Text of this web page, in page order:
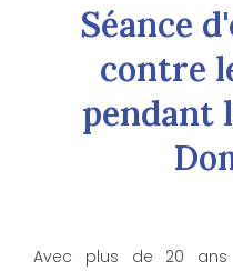
Séance
contre
pendant
Avec plus de 20 ans